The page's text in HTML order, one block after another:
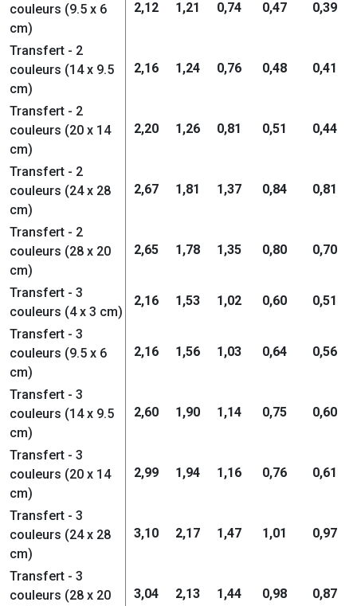
couleurs (9.5 x 6
cm)
2,12 1,21 0,74 0,47 0,39
Transfert - 2
couleurs (14 x 9.5
cm)
2,16 1,24 0,76 0,48 0,41
Transfert - 2
couleurs (20 x 14
cm)
2,20 1,26 0,81 0,51 0,44
Transfert - 2
couleurs (24 x 28
cm)
2,67 1,81 1,37 0,84 0,81
Transfert - 2
couleurs (28 x 20
cm)
2,65 1,78 1,35 0,80 0,70
Transfert - 3
couleurs (4 x 3 cm)
2,16 1,53 1,02 0,60 0,51
Transfert - 3
couleurs (9.5 x 6
cm)
2,16 1,56 1,03 0,64 0,56
Transfert - 3
couleurs (14 x 9.5
cm)
2,60 1,90 1,14 0,75 0,60
Transfert - 3
couleurs (20 x 14
cm)
2,99 1,94 1,16 0,76 0,61
Transfert - 3
couleurs (24 x 28
cm)
3,10 2,17 1,47 1,01 0,97
Transfert - 3
couleurs (28 x 20
3,04 2,13 1,44 0,98 0,87